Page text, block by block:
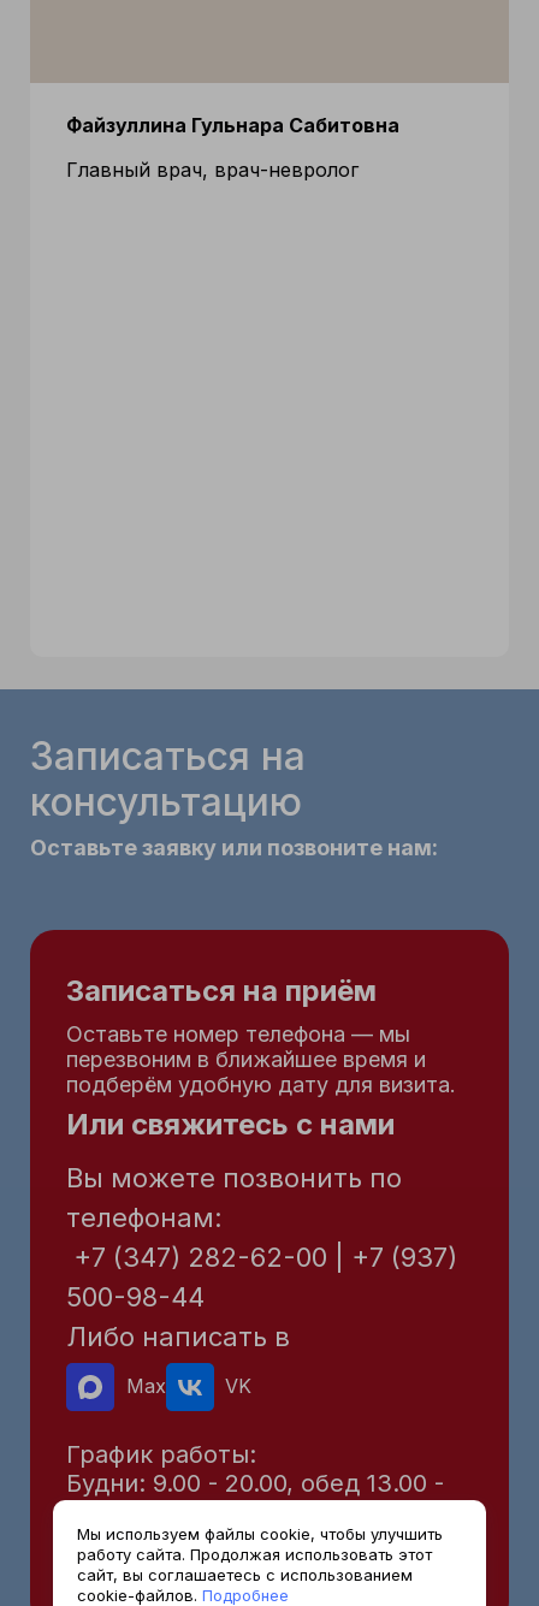
Файзуллина Гульнара Сабитовна
Главный врач, врач-невролог
Записаться на
консультацию
Оставьте заявку или позвоните нам:
Записаться на приём
Оставьте номер телефона — мы
перезвоним в ближайшее время и
подберём удобную дату для визита.
Или свяжитесь с нами
Вы можете позвонить по
телефонам:
+7 (347) 282-62-00 | +7 (937)
500-98-44
Либо написать в
Max VK
График работы:
Будни: 9.00 - 20.00, обед 13.00 -
Суббота: 9.00 - 14.00
Воскресенье: выходной
Мы используем файлы cookie, чтобы улучшить
работу сайта. Продолжая использовать этот
сайт, вы соглашаетесь с использованием
cookie-файлов. Подробнее